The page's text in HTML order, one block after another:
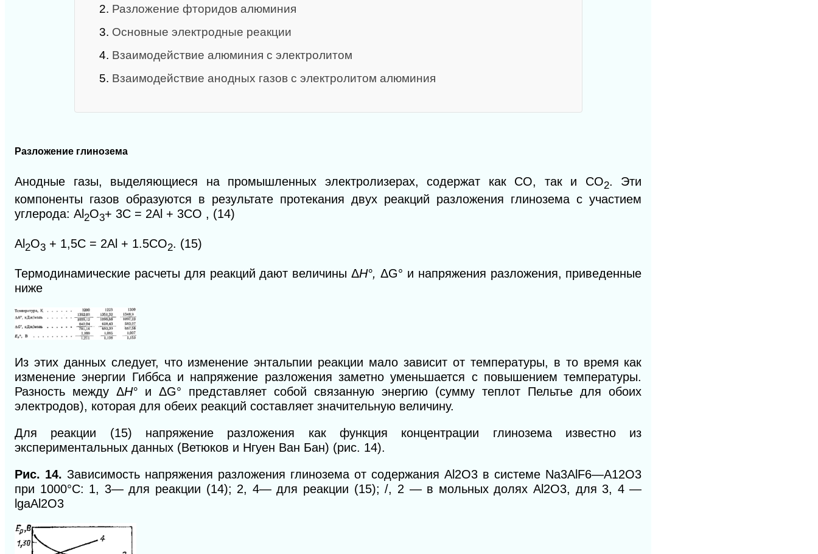
2. Разложение фторидов алюминия
3. Основные электродные реакции
4. Взаимодействие алюминия с электролитом
5. Взаимодействие анодных газов с электролитом алюминия
Разложение глинозема
Анодные газы, выделяющиеся на промышленных электролизерах, содержат как СО, так и СO2. Эти
компоненты газов образуются в результате протекания двух реакций разложения глинозема с участием
углерода: Al 2O3+ 3С = 2Аl + 3СО , (14)
Аl 2O3 + 1,5С = 2Аl + 1.5СO2. (15)
Термодинамические расчеты для реакций дают величины ΔН°, ΔG° и напряжения разложения, приведенные
ниже
Из этих данных следует, что изменение энтальпии реакции мало зависит от температуры, в то время как
изменение энергии Гиббса и напряжение разложения заметно уменьшается с повышением температуры.
Разность между ΔН° и ΔG° представляет собой связанную энергию (сумму теплот Пельтье для обоих
электродов), которая для обеих реакций составляет значительную величину.
Для реакции (15) напряжение разложения как функция концентрации глинозема известно из
экспериментальных данных (Ветюков и Нгуен Ван Бан) (рис. 14).
Рис. 14. Зависимость напряжения разложения глинозема от содержания Аl2O3 в системе Na3AlF6—А12O3
при 1000°С: 1, 3— для реакции (14); 2, 4— для реакции (15); /, 2 — в мольных долях Аl2O3, для 3, 4 —
lgaAl2O3